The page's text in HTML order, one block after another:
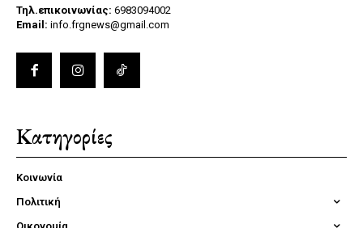
Τηλ.επικοινωνίας: 6983094002
Email: info.frgnews@gmail.com
Κατηγορίες
Κοινωνία
Πολιτική